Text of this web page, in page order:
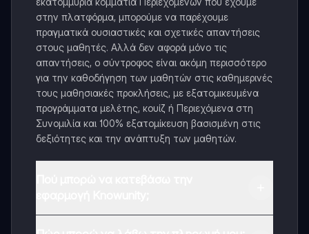
στην πλατφόρμα, μπορούμε να παρέχουμε
πραγματικά ουσιαστικές και σχετικές απαντήσεις
στους μαθητές. Αλλά δεν αφορά μόνο τις
απαντήσεις, ο σύντροφος είναι ακόμη περισσότερο
για την καθοδήγηση των μαθητών στις καθημερινές
τους μαθησιακές προκλήσεις, με εξατομικευμένα
προγράμματα μελέτης, κουίζ ή Περιεχόμενα στη
Συνομιλία και 100% εξατομίκευση βασισμένη στις
δεξιότητες και την ανάπτυξη των μαθητών.